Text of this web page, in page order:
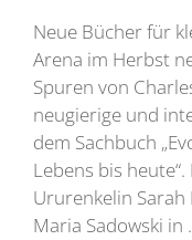
Neue Bücher für
Arena im Herbst
Spuren von
neugierige und
dem Sachbuch
Lebens bis
Ururenkelin
Maria Sadowski in